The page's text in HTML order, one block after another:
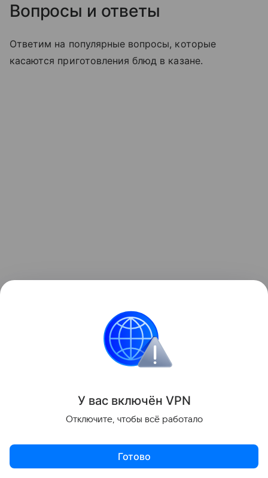
Вопросы и ответы
Ответим на популярные вопросы, которые
касаются приготовления блюд в казане.
Какой казан выбрать?
Чугунный — лучший выбор для традиционных
блюд. Идеально держит тепло, прослужит
может ржаветь, требует прокалки и
правильного ухода.
покрытием — легкий, не требует особого
ухода, еда не пригорает. Отлично подходит
У вас включён VPN
Отключите, чтобы всё работало
Готово